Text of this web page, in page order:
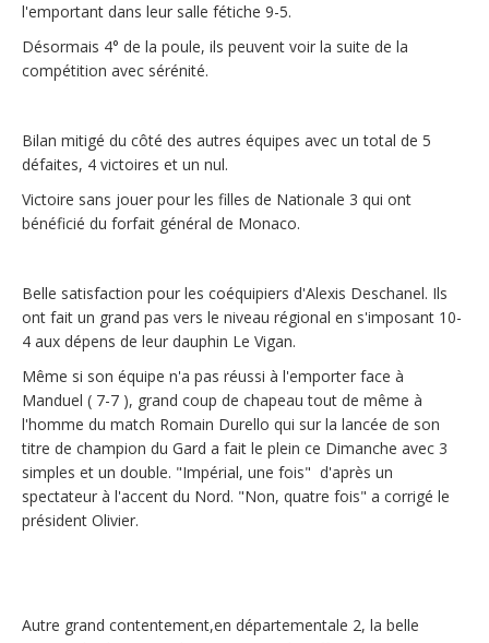
l'emportant dans leur salle fétiche 9-5.
Désormais 4° de la poule, ils peuvent voir la suite de la
compétition avec sérénité.
Bilan mitigé du côté des autres équipes avec un total de 5
défaites, 4 victoires et un nul.
Victoire sans jouer pour les filles de Nationale 3 qui ont
bénéficié du forfait général de Monaco.
Belle satisfaction pour les coéquipiers d'Alexis Deschanel. Ils
ont fait un grand pas vers le niveau régional en s'imposant 10-
4 aux dépens de leur dauphin Le Vigan.
Même si son équipe n'a pas réussi à l'emporter face à
Manduel ( 7-7 ), grand coup de chapeau tout de même à
l'homme du match Romain Durello qui sur la lancée de son
titre de champion du Gard a fait le plein ce Dimanche avec 3
simples et un double. "Impérial, une fois" d'après un
spectateur à l'accent du Nord. "Non, quatre fois" a corrigé le
président Olivier.
Autre grand contentement,en départementale 2, la belle